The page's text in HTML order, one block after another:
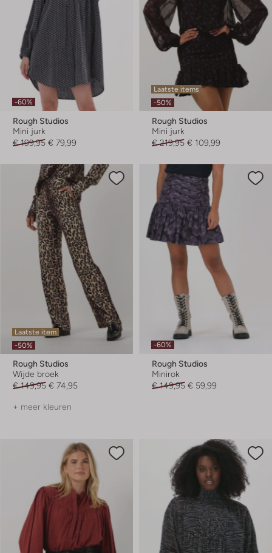
-60%
Rough Studios
Mini jurk
€ 199,95 € 79,99
Laatste items
-50%
Rough Studios
Mini jurk
€ 219,95 € 109,99
Laatste item
-50%
Rough Studios
Wijde broek
€ 149,95 € 74,95
+ meer kleuren
-60%
Rough Studios
Minirok
€ 149,95 € 59,99